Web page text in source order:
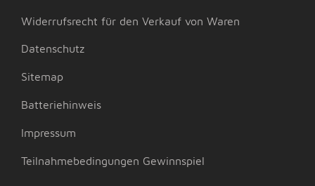
Widerrufsrecht für den Verkauf von Waren
Datenschutz
Sitemap
Batteriehinweis
Impressum
Teilnahmebedingungen Gewinnspiel